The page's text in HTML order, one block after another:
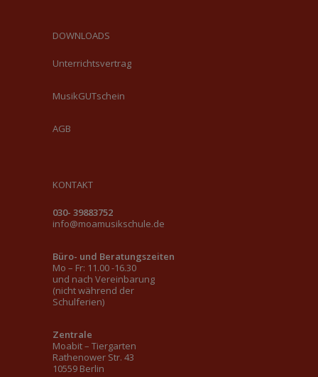
DOWNLOADS
Unterrichtsvertrag
MusikGUTschein
AGB
KONTAKT
030- 39883752
info@moamusikschule.de
Büro- und Beratungszeiten
Mo – Fr: 11.00 -16.30
und nach Vereinbarung
(nicht während der
Schulferien)
Zentrale
Moabit – Tiergarten
Rathenower Str. 43
10559 Berlin